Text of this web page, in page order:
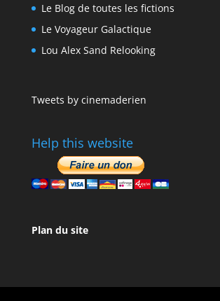
Le Blog de toutes les fictions
Le Voyageur Galactique
Lou Alex Sand Relooking
Tweets by cinemaderien
Help this website
Plan du site